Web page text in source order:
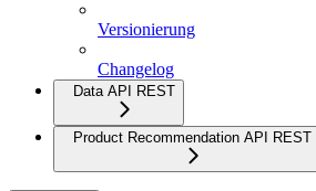
Versionierung
Changelog
Data API REST
Product Recommendation API REST